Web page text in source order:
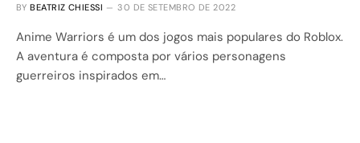
BY BEATRIZ CHIESSI 30 DE SETEMBRO DE 2022
Anime Warriors é um dos jogos mais populares do Roblox.
A aventura é composta por vários personagens
guerreiros inspirados em…